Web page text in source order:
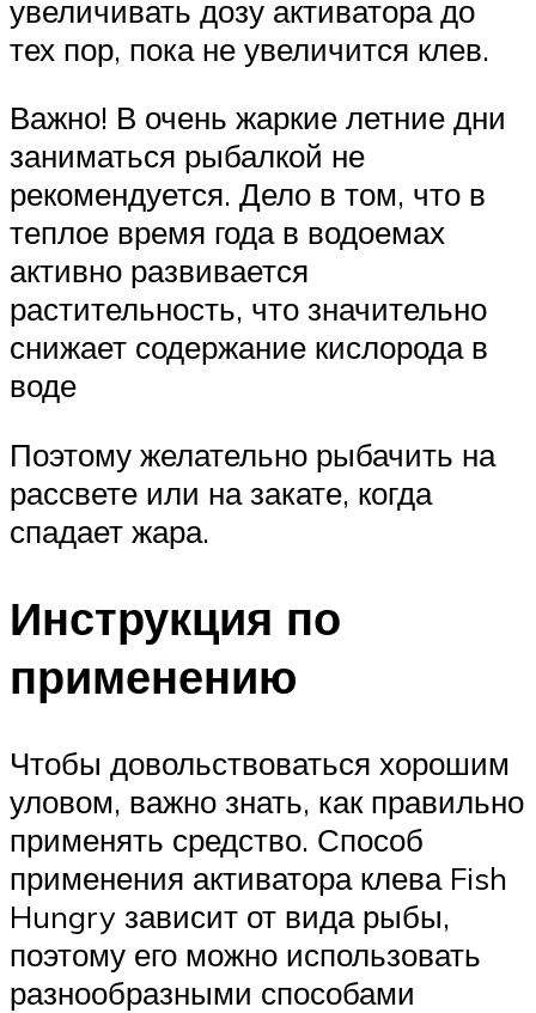
увеличивать дозу активатора до
тех пор, пока не увеличится клев.
Важно! В очень жаркие летние дни
заниматься рыбалкой не
рекомендуется. Дело в том, что в
теплое время года в водоемах
активно развивается
растительность, что значительно
снижает содержание кислорода в
воде
Поэтому желательно рыбачить на
рассвете или на закате, когда
спадает жара.
Инструкция по
применению
Чтобы довольствоваться хорошим
уловом, важно знать, как правильно
применять средство. Способ
применения активатора клева Fish
Hungry зависит от вида рыбы,
поэтому его можно использовать
разнообразными способами